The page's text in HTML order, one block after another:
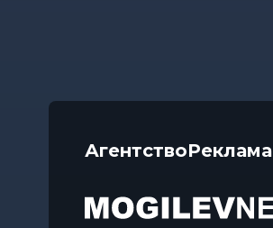
АгентствоРеклама